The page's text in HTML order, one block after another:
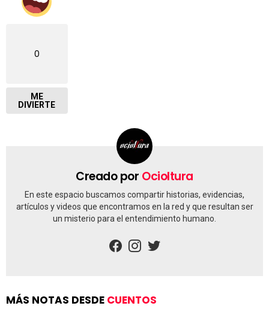
0
ME
DIVIERTE
Creado por Ocioltura
En este espacio buscamos compartir historias, evidencias,
artículos y videos que encontramos en la red y que resultan ser
un misterio para el entendimiento humano.
facebookinstagram
MÁS NOTAS DESDE CUENTOS